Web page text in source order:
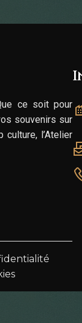
ce soit pour
souvenirs sur
l’Atelier